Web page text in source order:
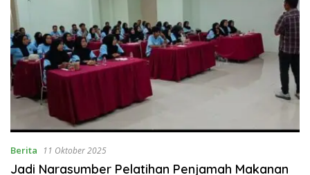
Berita 11 Oktober 2025
Jadi Narasumber Pelatihan Penjamah Makanan